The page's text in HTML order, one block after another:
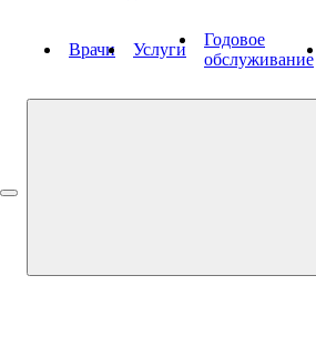
Врачи Услуги
Годовое
обслуживание